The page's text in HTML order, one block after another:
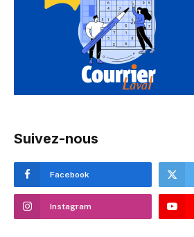
Suivez-nous
Facebook
Instagram